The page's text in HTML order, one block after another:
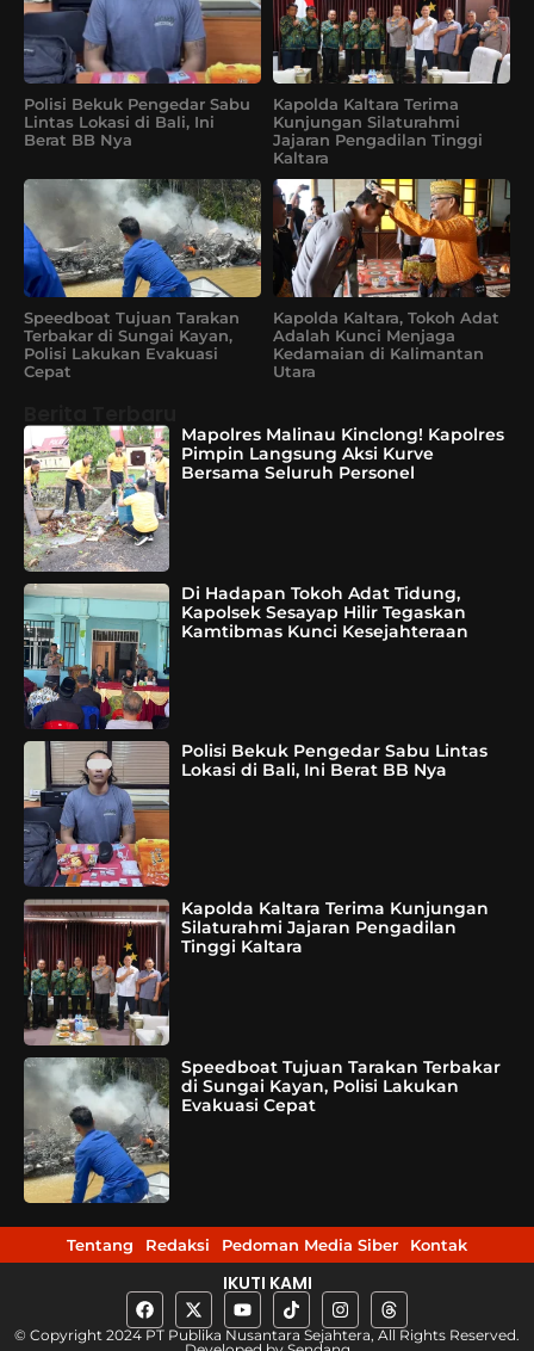
Polisi Bekuk Pengedar Sabu
Lintas Lokasi di Bali, Ini
Berat BB Nya
Kapolda Kaltara Terima
Kunjungan Silaturahmi
Jajaran Pengadilan Tinggi
Kaltara
Speedboat Tujuan Tarakan
Terbakar di Sungai Kayan,
Polisi Lakukan Evakuasi
Cepat
Kapolda Kaltara, Tokoh Adat
Adalah Kunci Menjaga
Kedamaian di Kalimantan
Utara
Mapolres Malinau Kinclong! Kapolres
Pimpin Langsung Aksi Kurve
Bersama Seluruh Personel
Di Hadapan Tokoh Adat Tidung,
Kapolsek Sesayap Hilir Tegaskan
Kamtibmas Kunci Kesejahteraan
Polisi Bekuk Pengedar Sabu Lintas
Lokasi di Bali, Ini Berat BB Nya
Kapolda Kaltara Terima Kunjungan
Silaturahmi Jajaran Pengadilan
Tinggi Kaltara
Speedboat Tujuan Tarakan Terbakar
di Sungai Kayan, Polisi Lakukan
Evakuasi Cepat
Tentang Redaksi Pedoman Media Siber Kontak
IKUTI KAMI
© Copyright 2024 PT Publika Nusantara Sejahtera, All Rights Reserved.